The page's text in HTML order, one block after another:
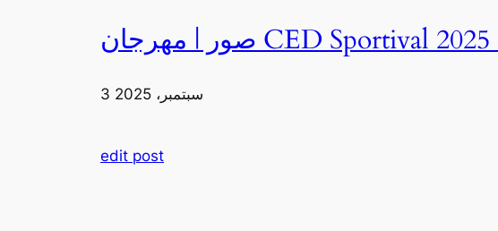
3 سبتمبر، 2025
edit post